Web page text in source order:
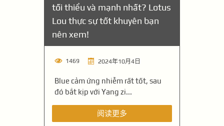
tối thiểu và mạnh nhất? Lotus
Lou thực sự tốt khuyên bạn
nên xem!
1469 2024年10月4日
Blue cảm ứng nhiễm rất tốt, sau
đó bắt kịp với Yang zi...
阅读更多